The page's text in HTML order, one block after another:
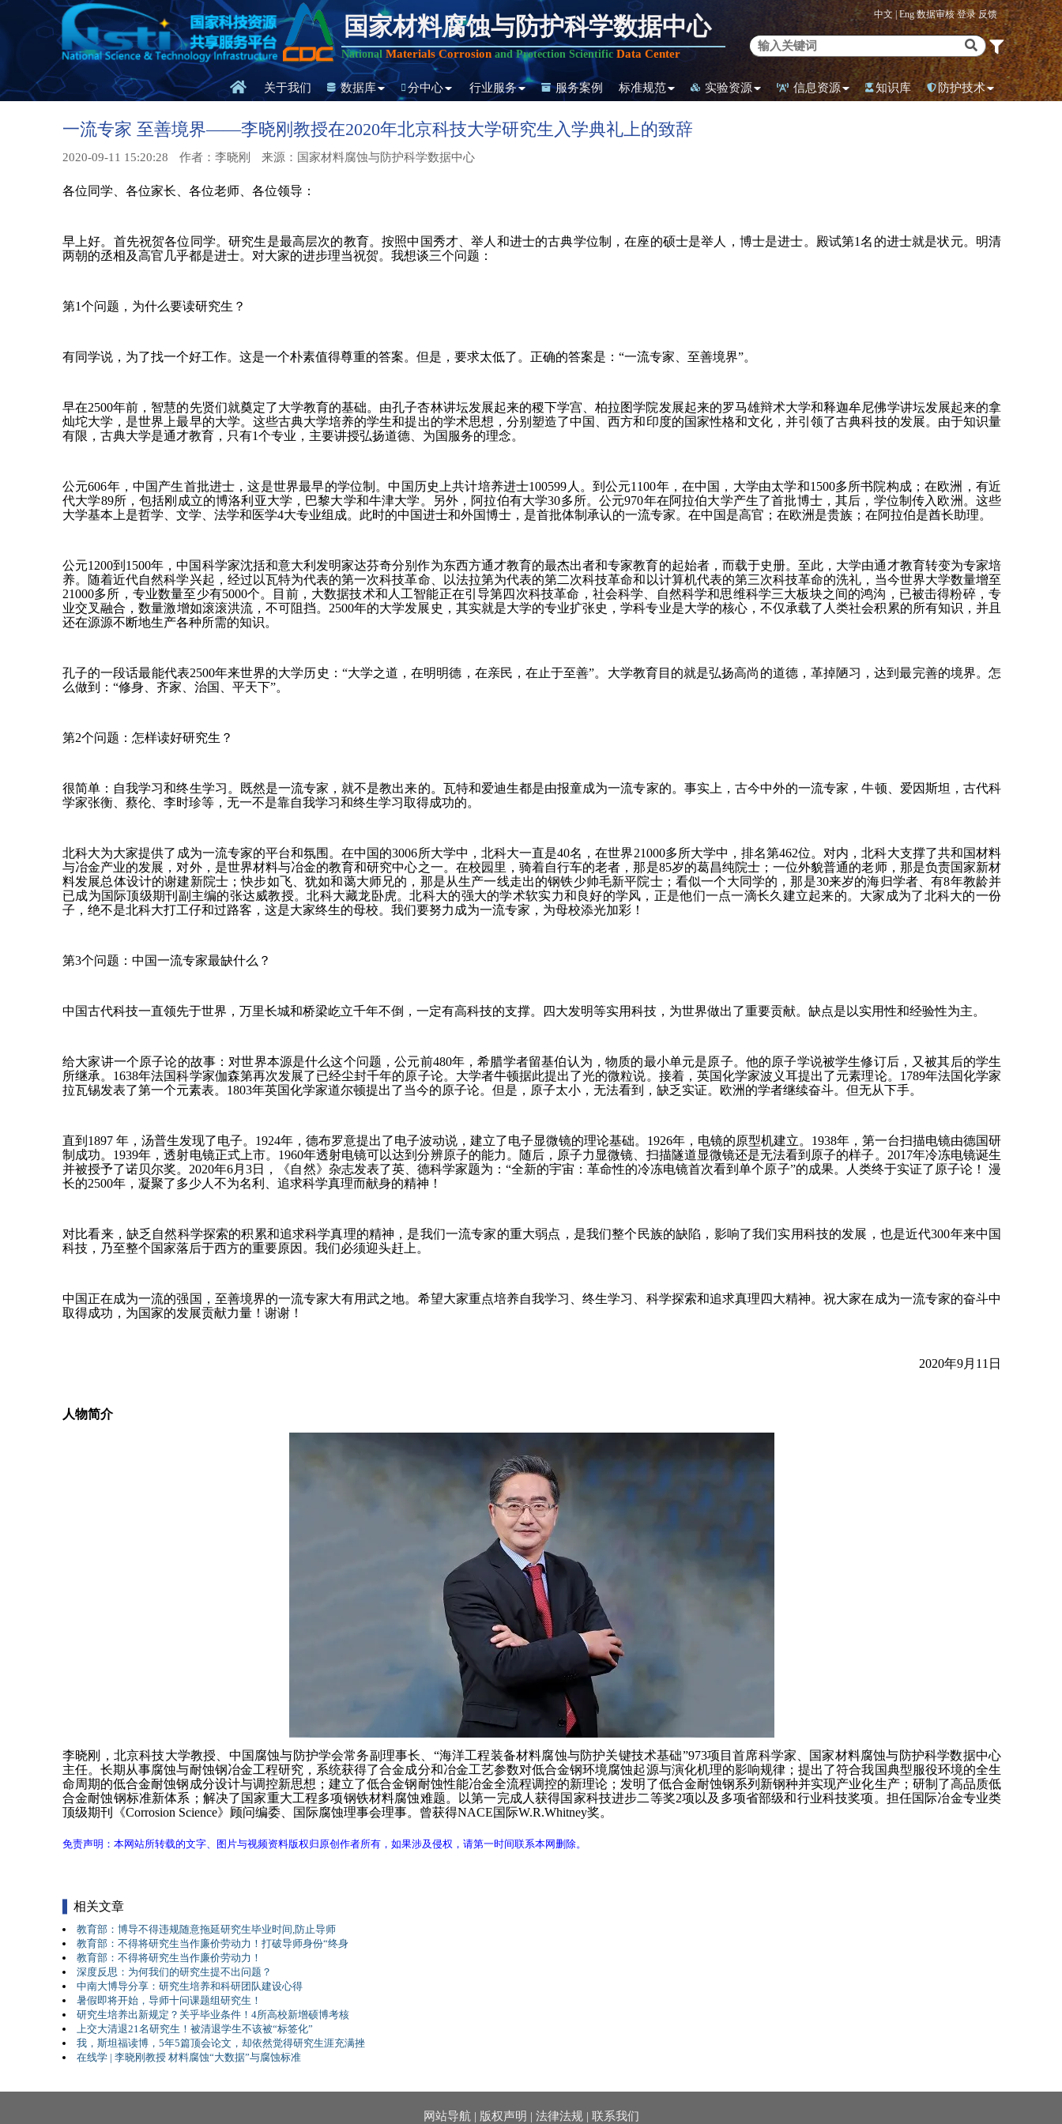
国家材料腐蚀与防护科学数据中心
National Materials Corrosionand Protection Scientific Data Center
中文 |Eng 数据审核登录反馈
关于我们 数据库 分中心 行业服务 服务案例 标准规范 实验资源 信息资源 知识库 防护技术
一流专家 至善境界——李晓刚教授在2020年北京科技大学研究生入学典礼上的致辞
2020-09-11 15:20:28 作者：李晓刚 来源：国家材料腐蚀与防护科学数据中心
各位同学、各位家长、各位老师、各位领导：
早上好。首先祝贺各位同学。研究生是最高层次的教育。按照中国秀才、举人和进士的古典学位制，在座的硕士是举人，博士是进士。殿试第1名的进士就是状元。明清
两朝的丞相及高官几乎都是进士。对大家的进步理当祝贺。我想谈三个问题：
第1个问题，为什么要读研究生？
有同学说，为了找一个好工作。这是一个朴素值得尊重的答案。但是，要求太低了。正确的答案是：“一流专家、至善境界”。
早在2500年前，智慧的先贤们就奠定了大学教育的基础。由孔子杏林讲坛发展起来的稷下学宫、柏拉图学院发展起来的罗马雄辩术大学和释迦牟尼佛学讲坛发展起来的拿
灿坨大学，是世界上最早的大学。这些古典大学培养的学生和提出的学术思想，分别塑造了中国、西方和印度的国家性格和文化，并引领了古典科技的发展。由于知识量
有限，古典大学是通才教育，只有1个专业，主要讲授弘扬道德、为国服务的理念。
公元606年，中国产生首批进士，这是世界最早的学位制。中国历史上共计培养进士100599人。到公元1100年，在中国，大学由太学和1500多所书院构成；在欧洲，有近
代大学89所，包括刚成立的博洛利亚大学，巴黎大学和牛津大学。另外，阿拉伯有大学30多所。公元970年在阿拉伯大学产生了首批博士，其后，学位制传入欧洲。这些
大学基本上是哲学、文学、法学和医学4大专业组成。此时的中国进士和外国博士，是首批体制承认的一流专家。在中国是高官；在欧洲是贵族；在阿拉伯是酋长助理。
公元1200到1500年，中国科学家沈括和意大利发明家达芬奇分别作为东西方通才教育的最杰出者和专家教育的起始者，而载于史册。至此，大学由通才教育转变为专家培
养。随着近代自然科学兴起，经过以瓦特为代表的第一次科技革命、以法拉第为代表的第二次科技革命和以计算机代表的第三次科技革命的洗礼，当今世界大学数量增至
21000多所，专业数量至少有5000个。目前，大数据技术和人工智能正在引导第四次科技革命，社会科学、自然科学和思维科学三大板块之间的鸿沟，已被击得粉碎，专
业交叉融合，数量激增如滚滚洪流，不可阻挡。2500年的大学发展史，其实就是大学的专业扩张史，学科专业是大学的核心，不仅承载了人类社会积累的所有知识，并且
还在源源不断地生产各种所需的知识。
孔子的一段话最能代表2500年来世界的大学历史：“大学之道，在明明德，在亲民，在止于至善”。大学教育目的就是弘扬高尚的道德，革掉陋习，达到最完善的境界。怎
么做到：“修身、齐家、治国、平天下”。
第2个问题：怎样读好研究生？
很简单：自我学习和终生学习。既然是一流专家，就不是教出来的。瓦特和爱迪生都是由报童成为一流专家的。事实上，古今中外的一流专家，牛顿、爱因斯坦，古代科
学家张衡、蔡伦、李时珍等，无一不是靠自我学习和终生学习取得成功的。
北科大为大家提供了成为一流专家的平台和氛围。在中国的3006所大学中，北科大一直是40名，在世界21000多所大学中，排名第462位。对内，北科大支撑了共和国材料
与冶金产业的发展，对外，是世界材料与冶金的教育和研究中心之一。在校园里，骑着自行车的老者，那是85岁的葛昌纯院士；一位外貌普通的老师，那是负责国家新材
料发展总体设计的谢建新院士；快步如飞、犹如和蔼大师兄的，那是从生产一线走出的钢铁少帅毛新平院士；看似一个大同学的，那是30来岁的海归学者、有8年教龄并
已成为国际顶级期刊副主编的张达威教授。北科大藏龙卧虎。北科大的强大的学术软实力和良好的学风，正是他们一点一滴长久建立起来的。大家成为了北科大的一份
子，绝不是北科大打工仔和过路客，这是大家终生的母校。我们要努力成为一流专家，为母校添光加彩！
第3个问题：中国一流专家最缺什么？
中国古代科技一直领先于世界，万里长城和桥梁屹立千年不倒，一定有高科技的支撑。四大发明等实用科技，为世界做出了重要贡献。缺点是以实用性和经验性为主。
给大家讲一个原子论的故事：对世界本源是什么这个问题，公元前480年，希腊学者留基伯认为，物质的最小单元是原子。他的原子学说被学生修订后，又被其后的学生
所继承。1638年法国科学家伽森第再次发展了已经尘封千年的原子论。大学者牛顿据此提出了光的微粒说。接着，英国化学家波义耳提出了元素理论。1789年法国化学家
拉瓦锡发表了第一个元素表。1803年英国化学家道尔顿提出了当今的原子论。但是，原子太小，无法看到，缺乏实证。欧洲的学者继续奋斗。但无从下手。
直到1897 年，汤普生发现了电子。1924年，德布罗意提出了电子波动说，建立了电子显微镜的理论基础。1926年，电镜的原型机建立。1938年，第一台扫描电镜由德国研
制成功。1939年，透射电镜正式上市。1960年透射电镜可以达到分辨原子的能力。随后，原子力显微镜、扫描隧道显微镜还是无法看到原子的样子。2017年冷冻电镜诞生
并被授予了诺贝尔奖。2020年6月3日，《自然》杂志发表了英、德科学家题为：“全新的宇宙：革命性的冷冻电镜首次看到单个原子”的成果。人类终于实证了原子论！ 漫
长的2500年，凝聚了多少人不为名利、追求科学真理而献身的精神！
对比看来，缺乏自然科学探索的积累和追求科学真理的精神，是我们一流专家的重大弱点，是我们整个民族的缺陷，影响了我们实用科技的发展，也是近代300年来中国
科技，乃至整个国家落后于西方的重要原因。我们必须迎头赶上。
中国正在成为一流的强国，至善境界的一流专家大有用武之地。希望大家重点培养自我学习、终生学习、科学探索和追求真理四大精神。祝大家在成为一流专家的奋斗中
取得成功，为国家的发展贡献力量！谢谢！
2020年9月11日
人物简介
李晓刚，北京科技大学教授、中国腐蚀与防护学会常务副理事长、“海洋工程装备材料腐蚀与防护关键技术基础”973项目首席科学家、国家材料腐蚀与防护科学数据中心
主任。长期从事腐蚀与耐蚀钢冶金工程研究，系统获得了合金成分和冶金工艺参数对低合金钢环境腐蚀起源与演化机理的影响规律；提出了符合我国典型服役环境的全生
命周期的低合金耐蚀钢成分设计与调控新思想；建立了低合金钢耐蚀性能冶金全流程调控的新理论；发明了低合金耐蚀钢系列新钢种并实现产业化生产；研制了高品质低
合金耐蚀钢标准新体系；解决了国家重大工程多项钢铁材料腐蚀难题。以第一完成人获得国家科技进步二等奖2项以及多项省部级和行业科技奖项。担任国际冶金专业类
顶级期刊《Corrosion Science》顾问编委、国际腐蚀理事会理事。曾获得NACE国际W.R.Whitney奖。
免责声明：本网站所转载的文字、图片与视频资料版权归原创作者所有，如果涉及侵权，请第一时间联系本网删除。
相关文章
教育部：博导不得违规随意拖延研究生毕业时间,防止导师
教育部：不得将研究生当作廉价劳动力！打破导师身份“终身
教育部：不得将研究生当作廉价劳动力！
深度反思：为何我们的研究生提不出问题？
中南大博导分享：研究生培养和科研团队建设心得
暑假即将开始，导师十问课题组研究生！
研究生培养出新规定？关乎毕业条件！4所高校新增硕博考核
上交大清退21名研究生！被清退学生不该被“标签化”
我，斯坦福读博，5年5篇顶会论文，却依然觉得研究生涯充满挫
在线学 | 李晓刚教授 材料腐蚀“大数据”与腐蚀标准
网站导航 | 版权声明 | 法律法规| 联系我们